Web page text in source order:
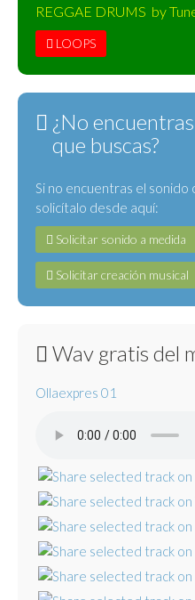
REGGAE DRUMS by
LOOPS
¿No
que buscas?
Si no encuentras el sonido
solicítalo desde aquí:
Solicitar sonido a medida
Solicitar creación musical
Wav gratis del
Ollaexpres 01